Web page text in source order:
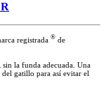
registrada ® de
la funda adecuada. Una
gatillo para así evitar el